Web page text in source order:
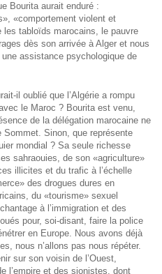
Bourita aurait enduré :
«comportement violent et
tabloïds marocains, le pauvre
dès son arrivée à Alger et nous
assistance psychologique de
il oublié que l’Algérie a rompu
le Maroc ? Bourita est venu,
de la délégation marocaine ne
Sinon, que représente
mondial ? Sa seule richesse
sahraouies, de son «agriculture»
illicites et du trafic à l’échelle
des drogues dures en
du «tourisme» sexuel
à l’immigration et des
pour, soi-disant, faire la police
en Europe. Nous avons déjà
nous n’allons pas nous répéter.
sur son voisin de l’Ouest,
l’empire et des sionistes, dont